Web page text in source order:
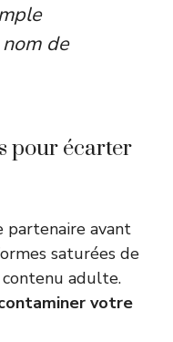
de
pour écarter
partenaire avant
saturées de
contenu adulte.
votre